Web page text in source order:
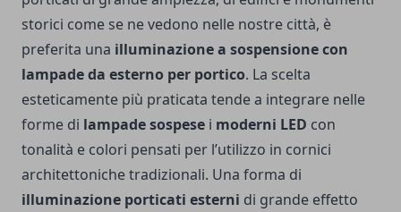
storici come se ne vedono nelle nostre città, è
preferita una illuminazione a sospensione con
lampade da esterno per portico. La scelta
esteticamente più praticata tende a integrare nelle
forme di lampade sospese i moderni LED con
tonalità e colori pensati per l’utilizzo in cornici
architettoniche tradizionali. Una forma di
illuminazione porticati esterni di grande effetto